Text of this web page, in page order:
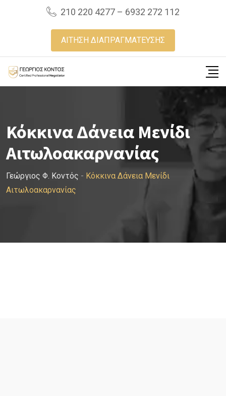
210 220 4277 – 6932 272 112
ΑΙΤΗΣΗ ΔΙΑΠΡΑΓΜΑΤΕΥΣΗΣ
Κόκκινα Δάνεια Μενίδι
Αιτωλοακαρνανίας
Γεώργιος Φ. Κοντός - Κόκκινα Δάνεια Μενίδι
Αιτωλοακαρνανίας